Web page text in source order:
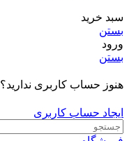
سبد خرید
بستن
ورود
بستن
هنوز حساب کاربری ندارید؟
ایجاد حساب کاربری